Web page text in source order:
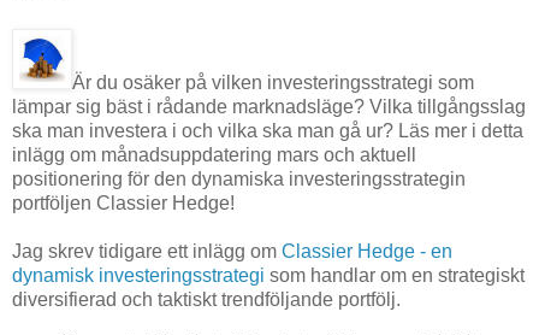
Är du osäker på vilken investeringsstrategi som
lämpar sig bäst i rådande marknadsläge? Vilka tillgångsslag
ska man investera i och vilka ska man gå ur? Läs mer i detta
inlägg om månadsuppdatering mars och aktuell
positionering för den dynamiska investeringsstrategin
portföljen Classier Hedge!
Jag skrev tidigare ett inlägg om Classier Hedge - en
dynamisk investeringsstrategi som handlar om en strategiskt
diversifierad och taktiskt trendföljande portfölj.